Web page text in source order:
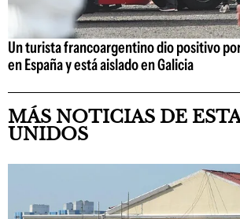
Un turista francoargentino dio positivo
en España y está aislado en Galicia
MÁS NOTICIAS DE
UNIDOS